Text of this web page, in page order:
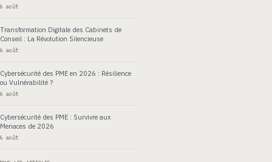
6 août
Transformation Digitale des Cabinets de
Conseil : La Révolution Silencieuse
6 août
Cybersécurité des PME en 2026 : Résilience
ou Vulnérabilité ?
6 août
Cybersécurité des PME : Survivre aux
Menaces de 2026
6 août